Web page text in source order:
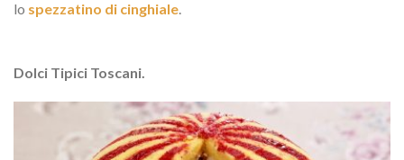
lo spezzatino di cinghiale.
Dolci Tipici Toscani.